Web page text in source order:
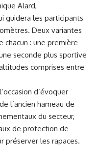
Alard,
guidera les participants
Deux variantes
chacun : une première
seconde plus sportive
comprises entre
d’évoquer
l’ancien hameau de
du secteur,
de protection de
préserver les rapaces.